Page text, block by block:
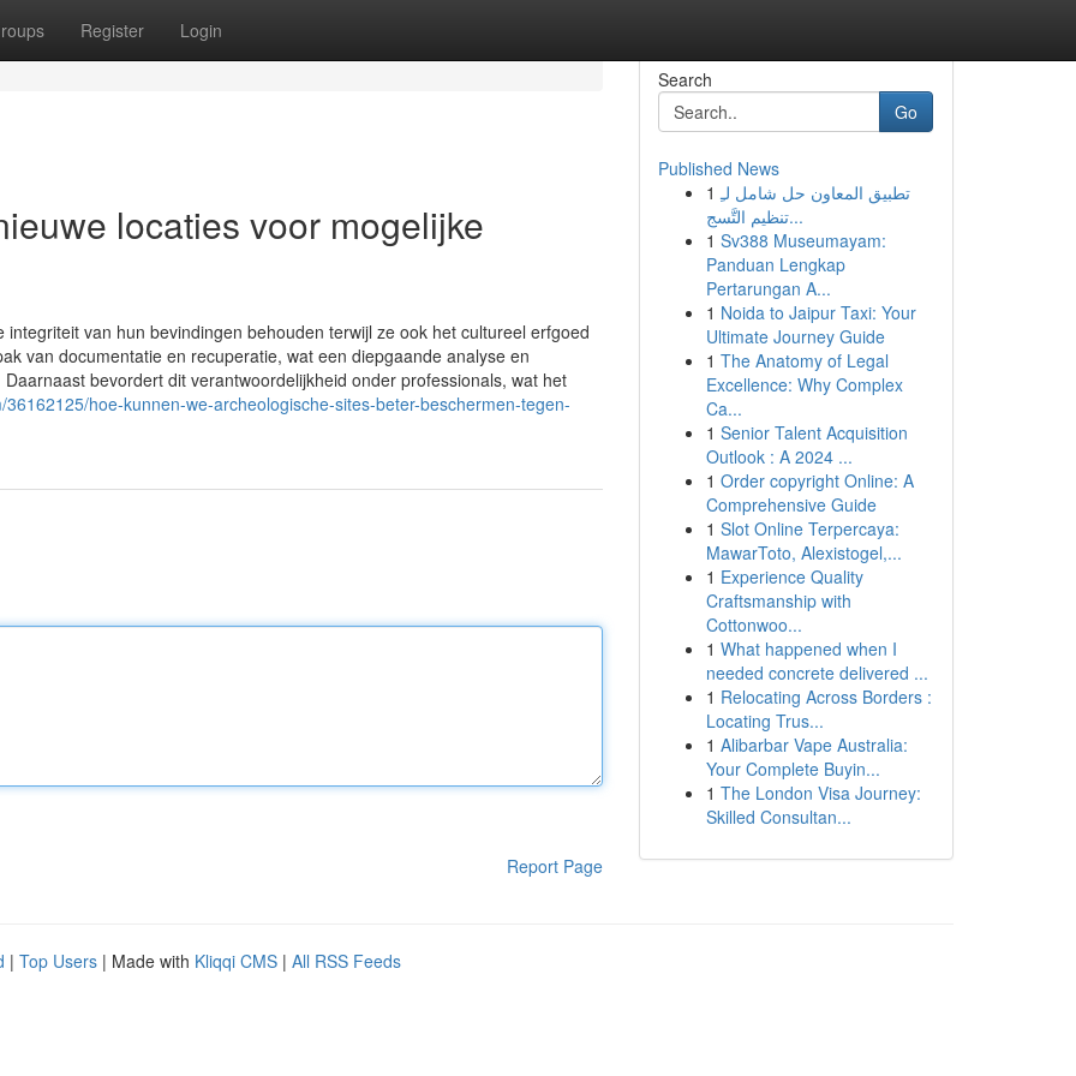
Register Login
locaties voor mogelijke
van hun bevindingen behouden terwijl ze ook het cultureel erfgoed
van documentatie en recuperatie, wat een diepgaande analyse en
bevordert dit verantwoordelijkheid onder professionals, wat het
hoe-kunnen-we-archeologische-sites-beter-beschermen-tegen-
Report Page
Search
Go
Published News
1 تطبيق المعاون حل شامل لـِ
تنظيم التَّسج...
1 Sv388 Museumayam:
Panduan Lengkap
Pertarungan A...
1 Noida to Jaipur Taxi: Your
Ultimate Journey Guide
1 The Anatomy of Legal
Excellence: Why Complex
Ca...
1 Senior Talent Acquisition
Outlook : A 2024 ...
1 Order copyright Online: A
Comprehensive Guide
1 Slot Online Terpercaya:
MawarToto, Alexistogel,...
1 Experience Quality
Craftsmanship with
Cottonwoo...
1 What happened when I
needed concrete delivered ...
1 Relocating Across Borders :
Locating Trus...
1 Alibarbar Vape Australia:
Your Complete Buyin...
1 The London Visa Journey:
Skilled Consultan...
| Top Users | Made with Kliqqi CMS | All RSS Feeds